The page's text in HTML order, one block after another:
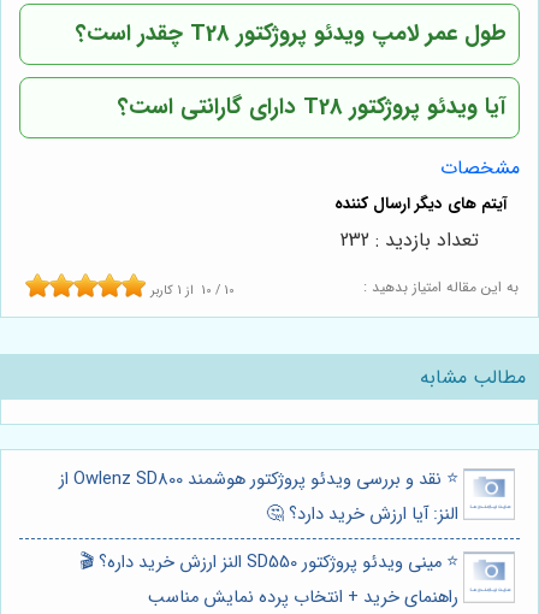
طول عمر لامپ ویدئو پروژکتور T28 چقدر است؟
آیا ویدئو پروژکتور T28 دارای گارانتی است؟
مشخصات
به این مقاله امتیاز بدهید : 10 / 10 از 1 کاربر
تعداد بازدید : 232
مطالب مشابه
⭐️ نقد و بررسی ویدئو پروژکتور هوشمند Owlenz SD800 از
النز: آیا ارزش خرید دارد؟ 🤔
⭐️ مینی ویدئو پروژکتور SD550 النز ارزش خرید داره؟ 🎬
راهنمای خرید + انتخاب پرده نمایش مناسب